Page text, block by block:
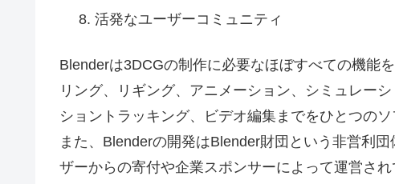
活発なユーザーコミュニティ
Blenderは3DCGの制作に必要なほぼすべての機能
リング、リギング、アニメーション、シミュレー
ショントラッキング、ビデオ編集までをひとつの
また、Blenderの開発はBlender財団という非営利
ザーからの寄付や企業スポンサーによって運営さ